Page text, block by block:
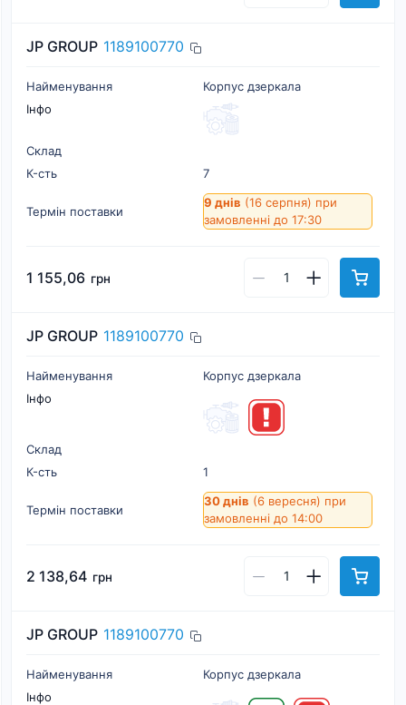
JP GROUP 1189100770
Найменування
Корпус дзеркала
Інфо
Склад
К-cть
7
Термін поставки
9 днів (16 серпня) при
замовленні до 17:30
1 155,06 грн
JP GROUP 1189100770
Найменування
Корпус дзеркала
Інфо
Склад
К-cть
1
Термін поставки
30 днів (6 вересня) при
замовленні до 14:00
2 138,64 грн
JP GROUP 1189100770
Найменування
Корпус дзеркала
Інфо